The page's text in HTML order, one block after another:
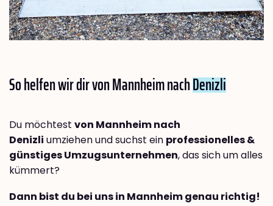
So helfen wir dir von Mannheim nachDenizli
Du möchtest von Mannheim nach
Denizli umziehen und suchst ein professionelles &
günstiges Umzugsunternehmen, das sich um alles
kümmert?
Dann bist du bei uns in Mannheim genau richtig!